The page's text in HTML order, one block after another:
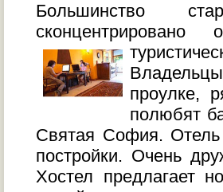
Большинство
проулке,
полюбят
Святая София. Отель
постройки. Очень
Хостел предлагает